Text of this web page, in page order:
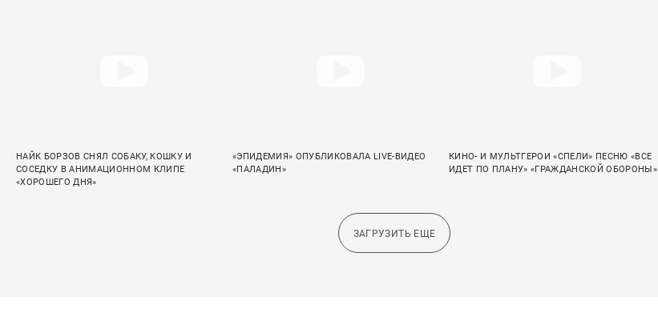
НАЙК БОРЗОВ СНЯЛ СОБАКУ, КОШКУ И
СОСЕДКУ В АНИМАЦИОННОМ КЛИПЕ
«ХОРОШЕГО ДНЯ»
«ЭПИДЕМИЯ» ОПУБЛИКОВАЛА LIVE-ВИДЕО
«ПАЛАДИН»
КИНО- И МУЛЬТГЕРОИ «СПЕЛИ» ПЕСНЮ «ВСЕ
ИДЕТ ПО ПЛАНУ» «ГРАЖДАНСКОЙ ОБОРОНЫ»
ЗАГРУЗИТЬ ЕЩЕ